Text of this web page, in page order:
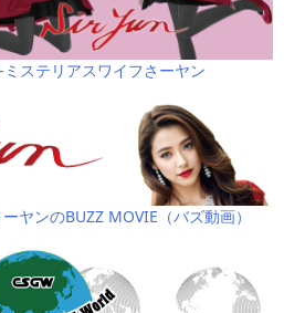
ステリアスワイフさーヤン
ヤンのBUZZ MOVIE（バズ動画）